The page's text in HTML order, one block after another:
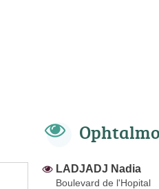
LADJADJ Nadia
Boulevard de l'Hopital